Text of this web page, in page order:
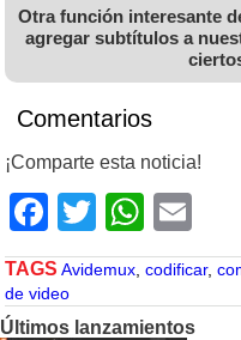
Otra función interesante
agregar subtítulos a
Comentarios
¡Comparte esta noticia!
Facebook
Twitter
TAGS Avidemux, codificar,
de video
Últimos lanzamientos